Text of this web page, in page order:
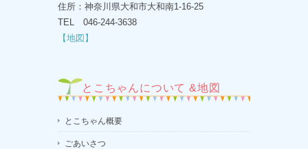
住所：神奈川県大和市大和南1-16-25
TEL 046-244-3638
【地図】
とこちゃんについて &地図
とこちゃん概要
ごあいさつ